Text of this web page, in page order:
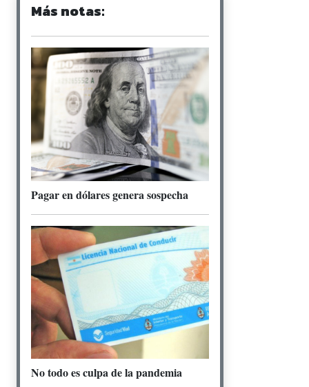
Más notas:
Pagar en dólares genera sospecha
No todo es culpa de la pandemia